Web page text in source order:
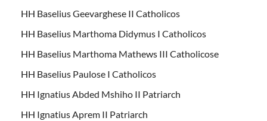
HH Baselius Geevarghese II Catholicos
HH Baselius Marthoma Didymus I Catholicos
HH Baselius Marthoma Mathews III Catholicose
HH Baselius Paulose I Catholicos
HH Ignatius Abded Mshiho II Patriarch
HH Ignatius Aprem II Patriarch